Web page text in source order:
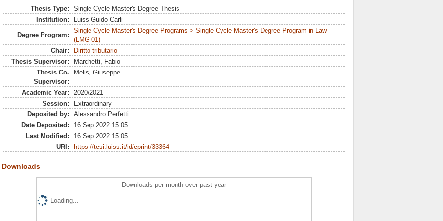
Thesis Type:
Single Cycle Master's Degree Thesis
Institution:
Luiss Guido Carli
Degree Program:
Single Cycle Master's Degree Programs > Single Cycle Master's Degree Program in Law
(LMG-01)
Chair:
Diritto tributario
Thesis Supervisor:
Marchetti, Fabio
Thesis Co-
Supervisor:
Melis, Giuseppe
Academic Year:
2020/2021
Session:
Extraordinary
Deposited by:
Alessandro Perfetti
Date Deposited:
16 Sep 2022 15:05
Last Modified:
16 Sep 2022 15:05
URI:
https://tesi.luiss.it/id/eprint/33364
Downloads
Downloads per month over past year
Loading...